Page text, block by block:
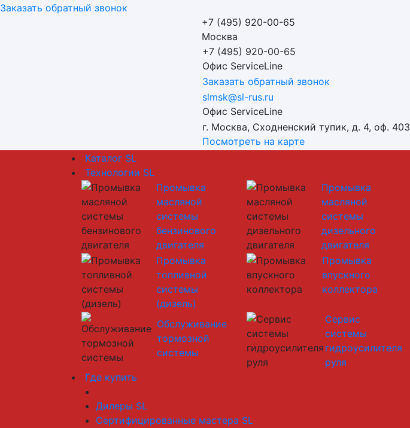
Заказать обратный звонок
+7 (495) 920-00-65
Москва
+7 (495) 920-00-65
Офис ServiceLine
Заказать обратный звонок
slmsk@sl-rus.ru
Офис ServiceLine
г. Москва, Сходненский тупик, д. 4, оф. 403
Посмотреть на карте
Каталог SL
Технологии SL
Промывка
масляной
системы
бензинового
двигателя
Промывка
масляной
системы
дизельного
двигателя
Промывка
топливной
системы
(дизель)
Промывка
впускного
коллектора
Обслуживание
тормозной
системы
Сервис
системы
гидроусилителя
руля
Где купить
Дилеры SL
Сертифицированные мастера SL